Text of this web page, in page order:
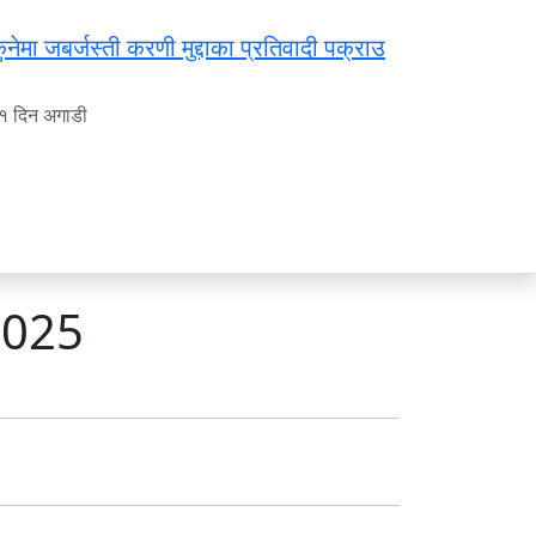
जबर्जस्ती करणी मुद्दाका प्रतिवादी पक्राउ
दिन अगाडी